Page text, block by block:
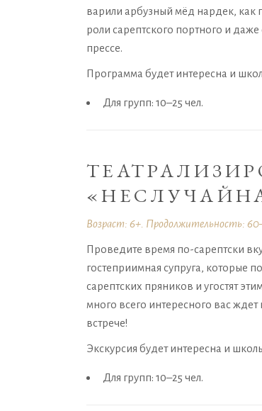
варили арбузный мёд нардек, как
роли сарептского портного и
прессе.
Программа будет интересна и
Для групп: 10–25 чел.
Возраст: 6+. Продолжительность:
Проведите время по-сарептски
гостеприимная супруга, которые
сарептских пряников и угостят
много всего интересного вас
встрече!
Экскурсия будет интересна и
Для групп: 10–25 чел.